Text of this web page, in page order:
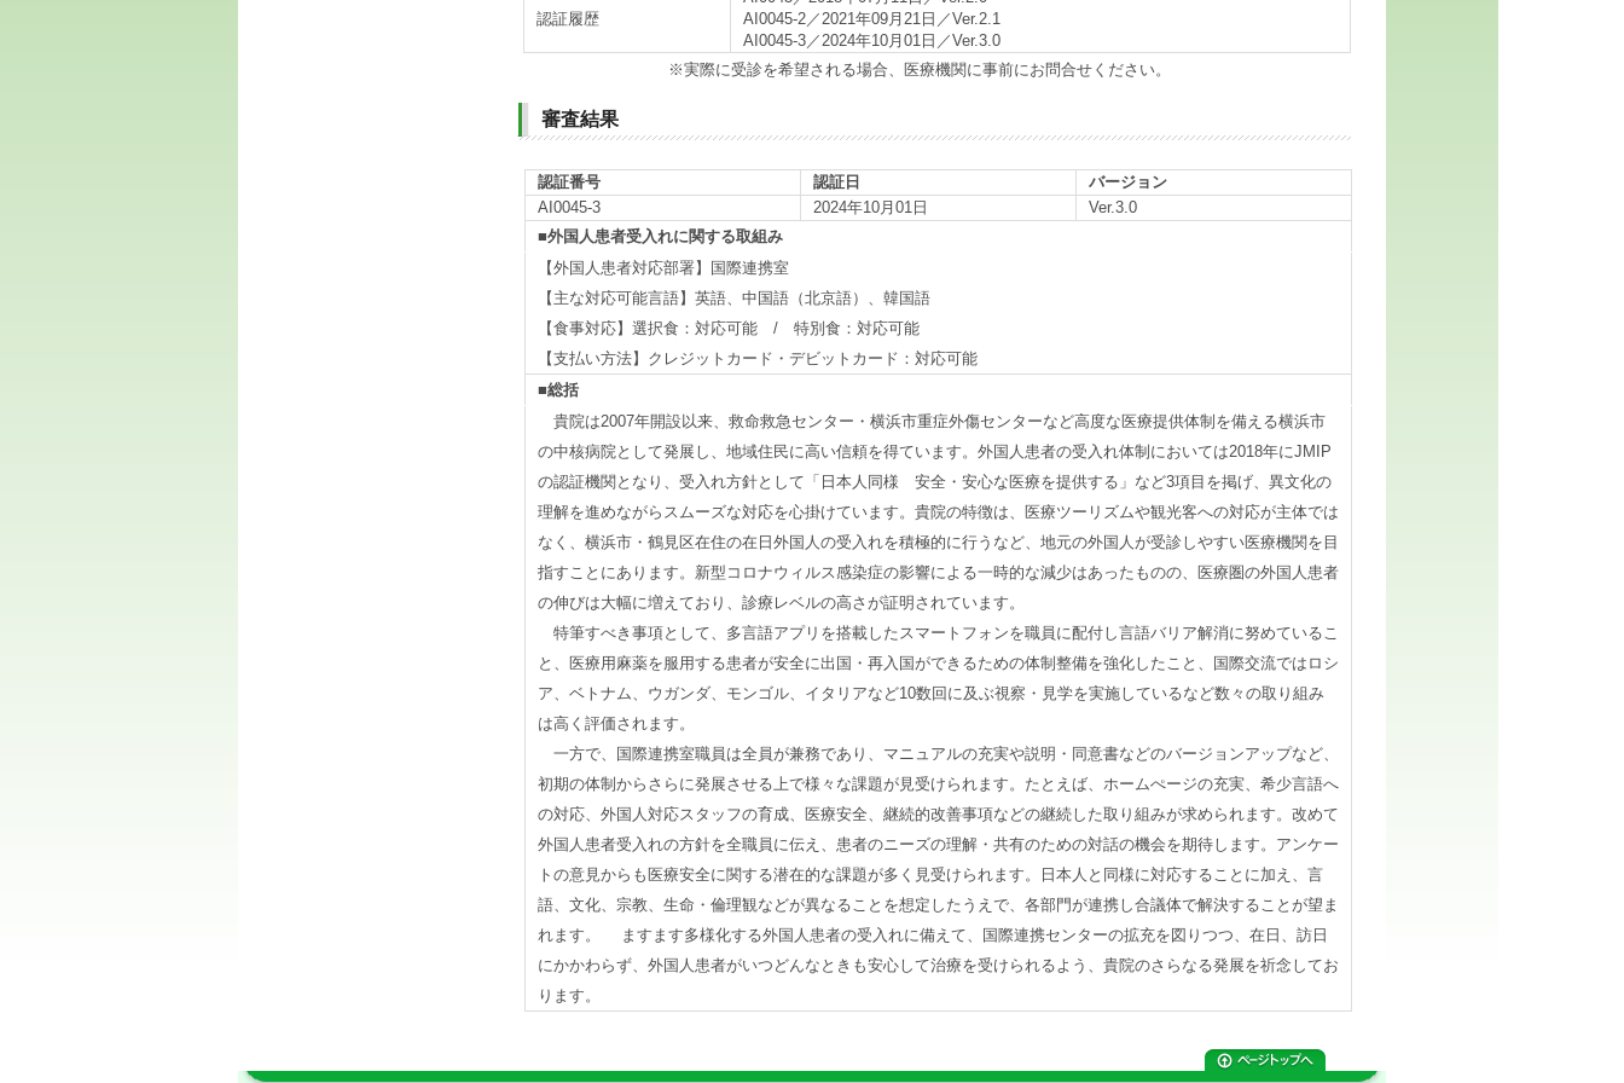
認証履歴
AI0045-2／2021年09月21日／Ver.2.1
AI0045-3／2024年10月01日／Ver.3.0
※実際に受診を希望される場合、医療機関に事前にお問合せください。
審査結果
認証番号 認証日
バージョン
AI0045-3
2024年10月01日
Ver.3.0
■外国人患者受入れに関する取組み
【外国人患者対応部署】国際連携室
【主な対応可能言語】英語、中国語（北京語）、韓国語
【食事対応】選択食：対応可能 / 特別食：対応可能
【支払い方法】クレジットカード・デビットカード：対応可能
■総括
貴院は2007年開設以来、救命救急センター・横浜市重症外傷センターなど高度な医療提供体制を備える横浜市
の中核病院として発展し、地域住民に高い信頼を得ています。外国人患者の受入れ体制においては2018年にJMIP
の認証機関となり、受入れ方針として「日本人同様 安全・安心な医療を提供する」など3項目を掲げ、異文化の
理解を進めながらスムーズな対応を心掛けています。貴院の特徴は、医療ツーリズムや観光客への対応が主体では
なく、横浜市・鶴見区在住の在日外国人の受入れを積極的に行うなど、地元の外国人が受診しやすい医療機関を目
指すことにあります。新型コロナウィルス感染症の影響による一時的な減少はあったものの、医療圏の外国人患者
の伸びは大幅に増えており、診療レベルの高さが証明されています。
特筆すべき事項として、多言語アプリを搭載したスマートフォンを職員に配付し言語バリア解消に努めているこ
と、医療用麻薬を服用する患者が安全に出国・再入国ができるための体制整備を強化したこと、国際交流ではロシ
ア、ベトナム、ウガンダ、モンゴル、イタリアなど10数回に及ぶ視察・見学を実施しているなど数々の取り組み
は高く評価されます。
一方で、国際連携室職員は全員が兼務であり、マニュアルの充実や説明・同意書などのバージョンアップなど、
初期の体制からさらに発展させる上で様々な課題が見受けられます。たとえば、ホームぺージの充実、希少言語へ
の対応、外国人対応スタッフの育成、医療安全、継続的改善事項などの継続した取り組みが求められます。改めて
外国人患者受入れの方針を全職員に伝え、患者のニーズの理解・共有のための対話の機会を期待します。アンケー
トの意見からも医療安全に関する潜在的な課題が多く見受けられます。日本人と同様に対応することに加え、言
語、文化、宗教、生命・倫理観などが異なることを想定したうえで、各部門が連携し合議体で解決することが望ま
れます。 ますます多様化する外国人患者の受入れに備えて、国際連携センターの拡充を図りつつ、在日、訪日
にかかわらず、外国人患者がいつどんなときも安心して治療を受けられるよう、貴院のさらなる発展を祈念してお
ります。